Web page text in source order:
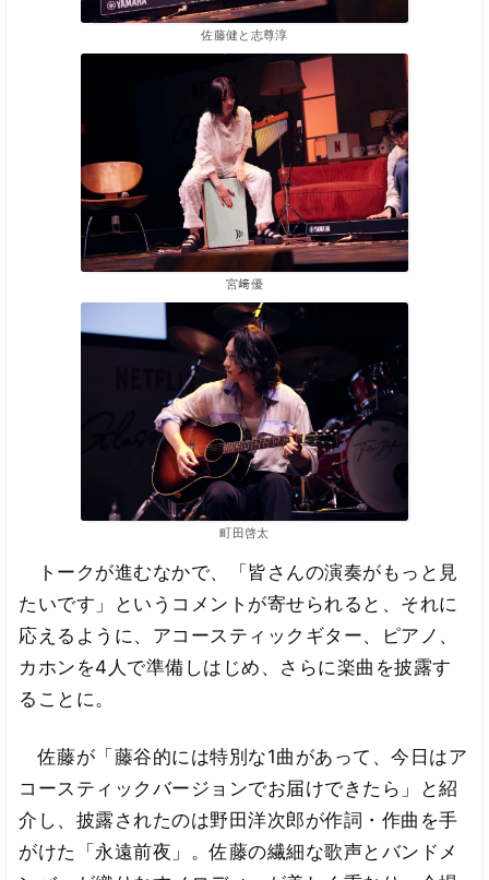
佐藤健と志尊淳
宮﨑優
町田啓太
トークが進むなかで、「皆さんの演奏がもっと見
たいです」というコメントが寄せられると、それに
応えるように、アコースティックギター、ピアノ、
カホンを4人で準備しはじめ、さらに楽曲を披露す
ることに。
佐藤が「藤谷的には特別な1曲があって、今日はア
コースティックバージョンでお届けできたら」と紹
介し、披露されたのは野田洋次郎が作詞・作曲を手
がけた「永遠前夜」。佐藤の繊細な歌声とバンドメ